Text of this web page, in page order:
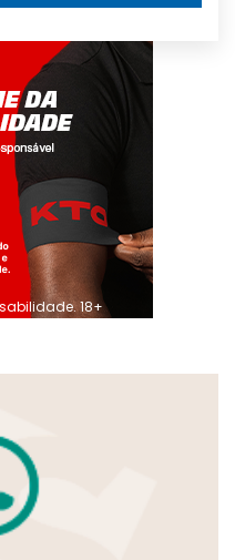
18+